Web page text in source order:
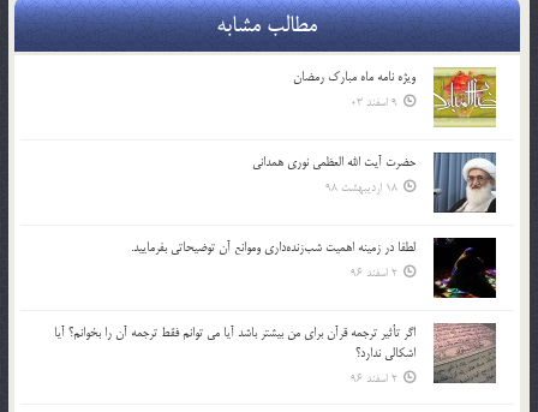
مطالب مشابه
ویژه نامه ماه مبارک رمضان
9 اسفند 03
حضرت آیت الله العظمی نوری همدانی
18 اردیبهشت 98
لطفا در زمينه اهميت شب‌زنده‌داري وموانع آن توضيحاتي بفرماييد.
2 اسفند 96
اگر تأثير ترجمه قرآن براي من بيشتر باشد آيا مي توانم فقط ترجمه آن را بخوانم؟ آيا
اشكالي ندارد؟
2 اسفند 96